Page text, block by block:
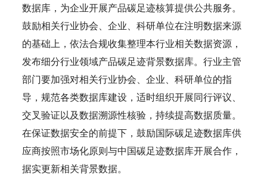
数据库，为企业开展产品碳足迹核算提供公共服务。
鼓励相关行业协会、企业、科研单位在注明数据来源
的基础上，依法合规收集整理本行业相关数据资源，
发布细分行业领域产品碳足迹背景数据库。行业主管
部门要加强对相关行业协会、企业、科研单位的指
导，规范各类数据库建设，适时组织开展同行评议、
交叉验证以及数据溯源性核验，持续提高数据质量。
在保证数据安全的前提下，鼓励国际碳足迹数据库供
应商按照市场化原则与中国碳足迹数据库开展合作，
据实更新相关背景数据。